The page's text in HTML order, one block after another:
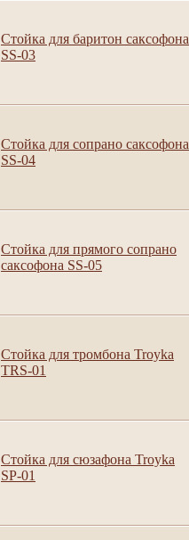
Стойка для баритон саксофона
SS-03
Стойка для сопрано саксофона
SS-04
Стойка для прямого сопрано
саксофона SS-05
Стойка для тромбона Troyka
TRS-01
Стойка для сюзафона Troyka
SP-01